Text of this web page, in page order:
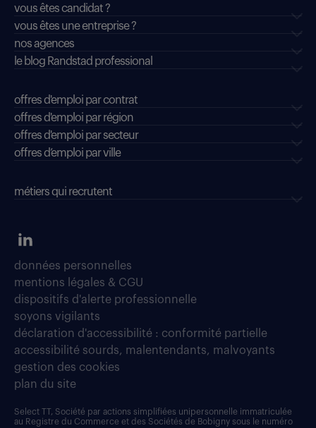
vous êtes candidat ?
vous êtes une entreprise ?
nos agences
le blog Randstad professional
offres d'emploi par contrat
offres d'emploi par région
offres d'emploi par secteur
offres d’emploi par ville
métiers qui recrutent
données personnelles
mentions légales & CGU
dispositifs d'alerte professionnelle
soyons vigilants
déclaration d'accessibilité : conformité partielle
accessibilité sourds, malentendants, malvoyants
gestion des cookies
plan du site
Select TT, Société par actions simplifiées unipersonnelle immatriculée
au Registre du Commerce et des Sociétés de Bobigny sous le numéro